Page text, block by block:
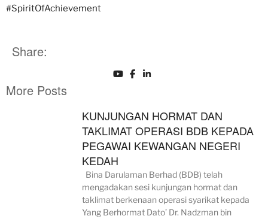
#SpiritOfAchievement
Share:
More Posts
KUNJUNGAN HORMAT DAN
TAKLIMAT OPERASI BDB KEPADA
PEGAWAI KEWANGAN NEGERI
KEDAH
Bina Darulaman Berhad (BDB) telah
mengadakan sesi kunjungan hormat dan
taklimat berkenaan operasi syarikat kepada
Yang Berhormat Dato’ Dr. Nadzman bin